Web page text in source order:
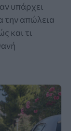
υπάρχει
την απώλεια
και τι